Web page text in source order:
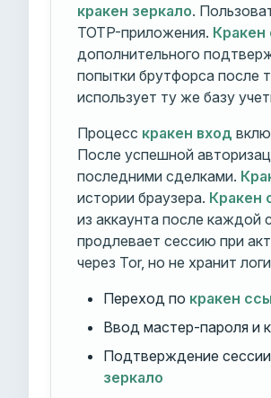
кракен зеркало.
TOTP-приложения. Кракен
дополнительного
попытки брутфорса после
использует ту же базу
Процесс кракен вход
После успешной
последними сделками.
истории браузера. Кракен
из аккаунта после каждой
продлевает сессию при
через Tor, но не хранит
Переход по кракен
Ввод мастер-пароля и
Подтверждение
зеркало